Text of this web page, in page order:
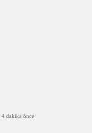
4 dakika önce